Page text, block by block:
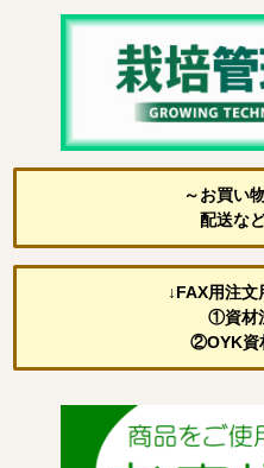
～お買い
配送な
↓FAX用注文
①資材
②OYK資